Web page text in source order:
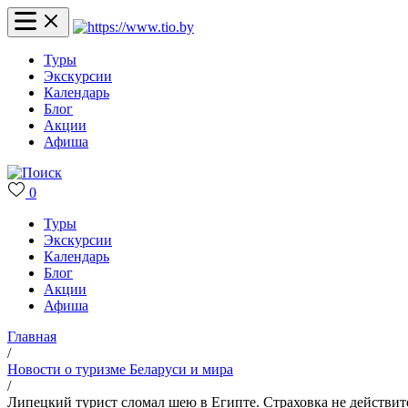
Туры
Экскурсии
Календарь
Блог
Акции
Афиша
0
Туры
Экскурсии
Календарь
Блог
Акции
Афиша
Главная
/
Новости о туризме Беларуси и мира
/
Липецкий турист сломал шею в Египте. Страховка не